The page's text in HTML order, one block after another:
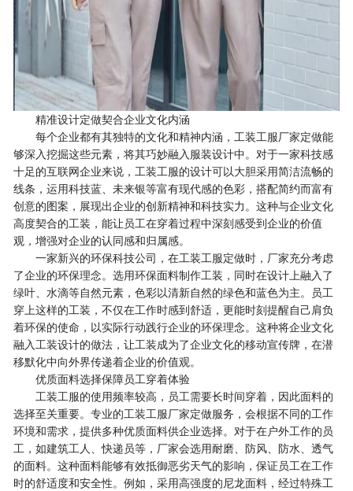
精准设计定做契合企业文化内涵
每个企业都有其独特的文化和精神内涵，工装工服厂家定做能
够深入挖掘这些元素，将其巧妙融入服装设计中。对于一家科技感
十足的互联网企业来说，工装工服的设计可以大胆采用简洁流畅的
线条，运用科技蓝、未来银等富有现代感的色彩，搭配简约而富有
创意的图案，展现出企业的创新精神和科技实力。这种与企业文化
高度契合的工装，能让员工在穿着过程中深刻感受到企业的价值
观，增强对企业的认同感和归属感。
一家新兴的环保科技公司，在工装工服定做时，厂家充分考虑
了企业的环保理念。选用环保面料制作工装，同时在设计上融入了
绿叶、水滴等自然元素，色彩以清新自然的绿色和蓝色为主。员工
穿上这样的工装，不仅在工作时感到舒适，更能时刻提醒自己肩负
着环保的使命，以实际行动践行企业的环保理念。这种将企业文化
融入工装设计的做法，让工装成为了企业文化的移动宣传牌，在潜
移默化中向外界传递着企业的价值观。
优质面料选择保障员工穿着体验
工装工服的使用频率较高，员工需要长时间穿着，因此面料的
选择至关重要。专业的工装工服厂家定做服务，会根据不同的工作
环境和需求，提供多种优质面料供企业选择。对于在户外工作的员
工，如建筑工人、快递员等，厂家会选用耐磨、防风、防水、透气
的面料。这种面料能够有效抵御恶劣天气的影响，保证员工在工作
时的舒适度和安全性。例如，采用高强度的尼龙面料，经过特殊工